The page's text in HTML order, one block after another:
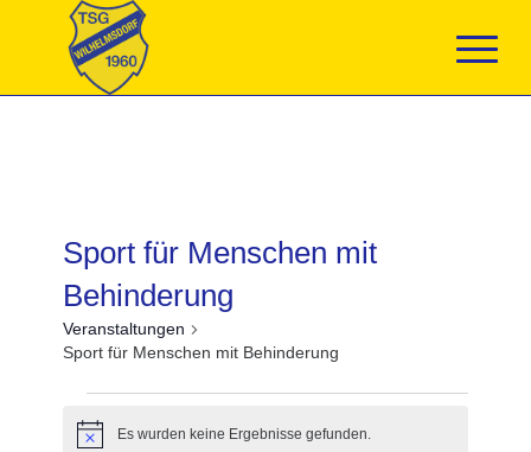
Sport für Menschen mit
Behinderung
Veranstaltungen
Sport für Menschen mit Behinderung
HinweisEs wurden keine Ergebnisse gefunden.